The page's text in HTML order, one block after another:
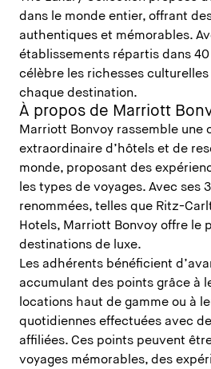
dans le monde entier, offrant
authentiques et mémorables.
établissements répartis dans
célèbre les richesses culturelles
chaque destination.
À propos de Marriott
Marriott Bonvoy rassemble une
extraordinaire d’hôtels et de
monde, proposant des
les types de voyages. Avec ses
renommées, telles que Ritz-
Hotels, Marriott Bonvoy offre le
destinations de luxe.
Les adhérents bénéficient
accumulant des points grâce à
locations haut de gamme ou à
quotidiennes effectuées avec
affiliées. Ces points peuvent
voyages mémorables, des